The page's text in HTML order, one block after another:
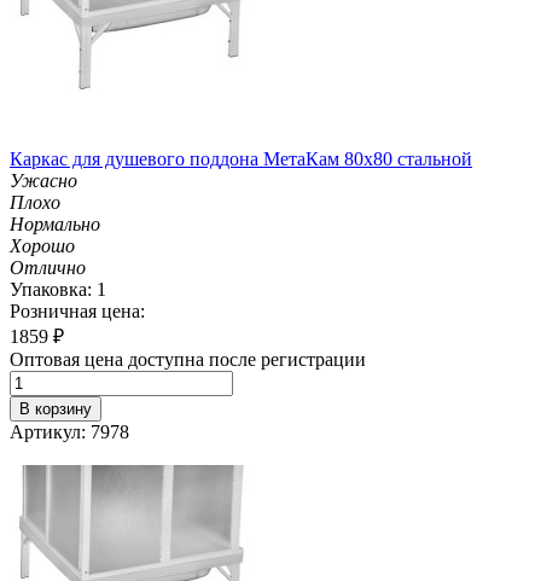
Каркас для душевого поддона МетаКам 80х80 стальной
Ужасно
Плохо
Нормально
Хорошо
Отлично
Упаковка: 1
Розничная цена:
1859 ₽
Оптовая цена доступна после регистрации
В корзину
Артикул: 7978